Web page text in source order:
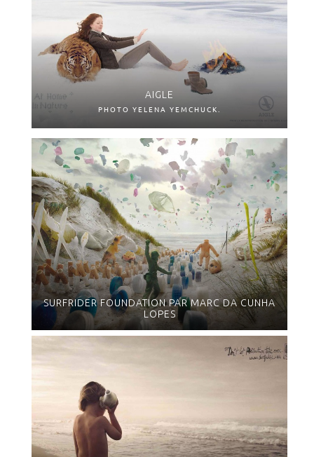
AIGLE
PHOTO YELENA YEMCHUCK.
SURFRIDER FOUNDATION PAR MARC DA CUNHA
LOPES